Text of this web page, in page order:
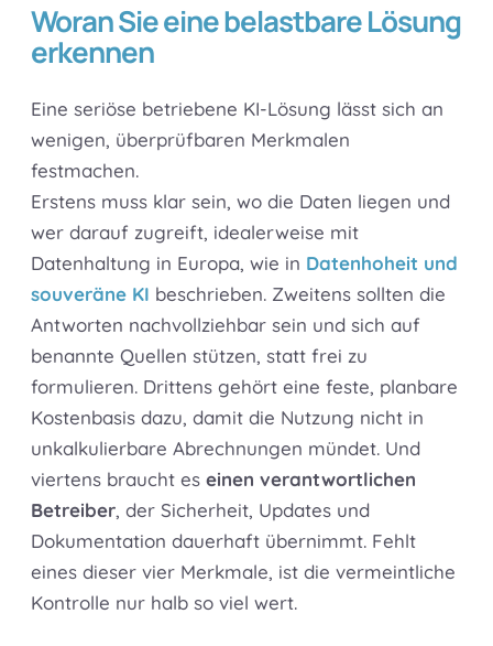
Woran Sie eine belastbare Lösung
erkennen
Eine seriöse betriebene KI-Lösung lässt sich an
wenigen, überprüfbaren Merkmalen
festmachen.
Erstens muss klar sein, wo die Daten liegen und
wer darauf zugreift, idealerweise mit
Datenhaltung in Europa, wie in Datenhoheit und
souveräne KI beschrieben. Zweitens sollten die
Antworten nachvollziehbar sein und sich auf
benannte Quellen stützen, statt frei zu
formulieren. Drittens gehört eine feste, planbare
Kostenbasis dazu, damit die Nutzung nicht in
unkalkulierbare Abrechnungen mündet. Und
viertens braucht es einen verantwortlichen
Betreiber, der Sicherheit, Updates und
Dokumentation dauerhaft übernimmt. Fehlt
eines dieser vier Merkmale, ist die vermeintliche
Kontrolle nur halb so viel wert.